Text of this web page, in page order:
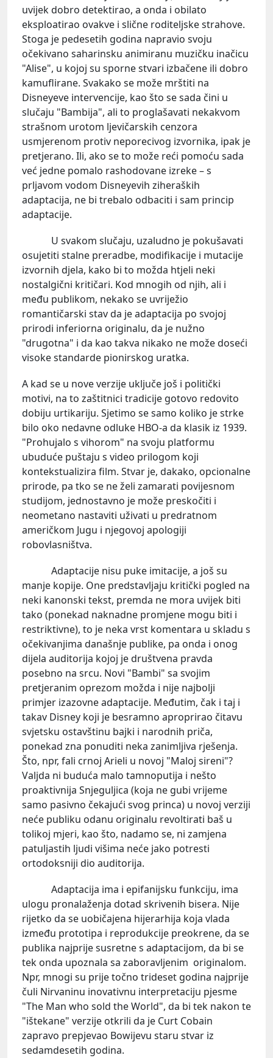
uvijek dobro detektirao, a onda i obilato
eksploatirao ovakve i slične roditeljske strahove.
Stoga je pedesetih godina napravio svoju
očekivano saharinsku animiranu muzičku inačicu
"Alise", u kojoj su sporne stvari izbačene ili dobro
kamuflirane. Svakako se može mrštiti na
Disneyeve intervencije, kao što se sada čini u
slučaju "Bambija", ali to proglašavati nekakvom
strašnom urotom ljevičarskih cenzora
usmjerenom protiv neporecivog izvornika, ipak je
pretjerano. Ili, ako se to može reći pomoću sada
već jedne pomalo rashodovane izreke – s
prljavom vodom Disneyevih ziheraških
adaptacija, ne bi trebalo odbaciti i sam princip
adaptacije.
U svakom slučaju, uzaludno je pokušavati
osujetiti stalne preradbe, modifikacije i mutacije
izvornih djela, kako bi to možda htjeli neki
nostalgični kritičari. Kod mnogih od njih, ali i
među publikom, nekako se uvriježio
romantičarski stav da je adaptacija po svojoj
prirodi inferiorna originalu, da je nužno
"drugotna" i da kao takva nikako ne može doseći
visoke standarde pionirskog uratka.
A kad se u nove verzije uključe još i politički
motivi, na to zaštitnici tradicije gotovo redovito
dobiju urtikariju. Sjetimo se samo koliko je strke
bilo oko nedavne odluke HBO-a da klasik iz 1939.
"Prohujalo s vihorom" na svoju platformu
ubuduće puštaju s video prilogom koji
kontekstualizira film. Stvar je, dakako, opcionalne
prirode, pa tko se ne želi zamarati povijesnom
studijom, jednostavno je može preskočiti i
neometano nastaviti uživati u predratnom
američkom Jugu i njegovoj apologiji
robovlasništva.
Adaptacije nisu puke imitacije, a još su
manje kopije. One predstavljaju kritički pogled na
neki kanonski tekst, premda ne mora uvijek biti
tako (ponekad naknadne promjene mogu biti i
restriktivne), to je neka vrst komentara u skladu s
očekivanjima današnje publike, pa onda i onog
dijela auditorija kojoj je društvena pravda
posebno na srcu. Novi "Bambi" sa svojim
pretjeranim oprezom možda i nije najbolji
primjer izazovne adaptacije. Međutim, čak i taj i
takav Disney koji je besramno aproprirao čitavu
svjetsku ostavštinu bajki i narodnih priča,
ponekad zna ponuditi neka zanimljiva rješenja.
Što, npr, fali crnoj Arieli u novoj "Maloj sireni"?
Valjda ni buduća malo tamnoputija i nešto
proaktivnija Snjeguljica (koja ne gubi vrijeme
samo pasivno čekajući svog princa) u novoj verziji
neće publiku odanu originalu revoltirati baš u
tolikoj mjeri, kao što, nadamo se, ni zamjena
patuljastih ljudi višima neće jako potresti
ortodoksniji dio auditorija.
Adaptacija ima i epifanijsku funkciju, ima
ulogu pronalaženja dotad skrivenih bisera. Nije
rijetko da se uobičajena hijerarhija koja vlada
između prototipa i reprodukcije preokrene, da se
publika najprije susretne s adaptacijom, da bi se
tek onda upoznala sa zaboravljenim originalom.
Npr, mnogi su prije točno trideset godina najprije
čuli Nirvaninu inovativnu interpretaciju pjesme
"The Man who sold the World", da bi tek nakon te
"ištekane" verzije otkrili da je Curt Cobain
zapravo prepjevao Bowijevu staru stvar iz
sedamdesetih godina.